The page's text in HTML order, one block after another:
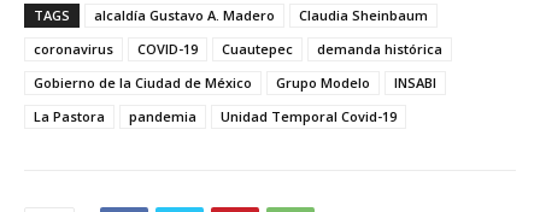
TAGS alcaldía Gustavo A. Madero
Claudia Sheinbaum
coronavirus
COVID-19 Cuautepec
demanda histórica
Gobierno de la Ciudad de México
Grupo Modelo
INSABI
La Pastora
pandemia Unidad Temporal Covid-19